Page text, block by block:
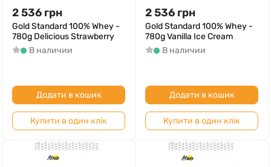
2 536 грн
Gold Standard 100% Whey -
780g Delicious Strawberry
В наличии
Додати в кошик
Купити в один клік
2 536 грн
Gold Standard 100% Whey -
780g Vanilla Ice Cream
В наличии
Додати в кошик
Купити в один клік